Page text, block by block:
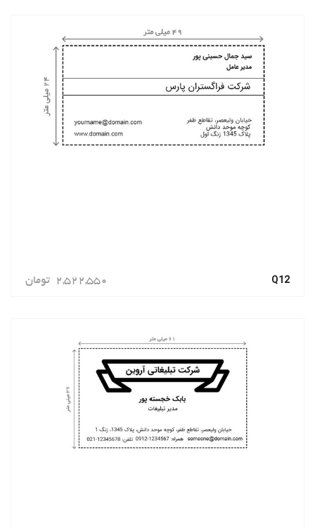
Q12
2,522,550 تومان